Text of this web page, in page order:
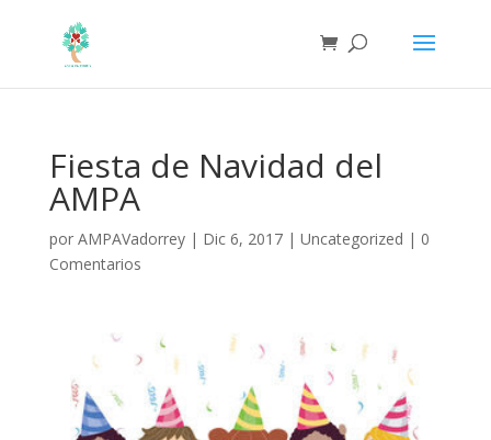
Fiesta de Navidad del
AMPA
por AMPAVadorrey| Dic 6, 2017| Uncategorized | 0
Comentarios